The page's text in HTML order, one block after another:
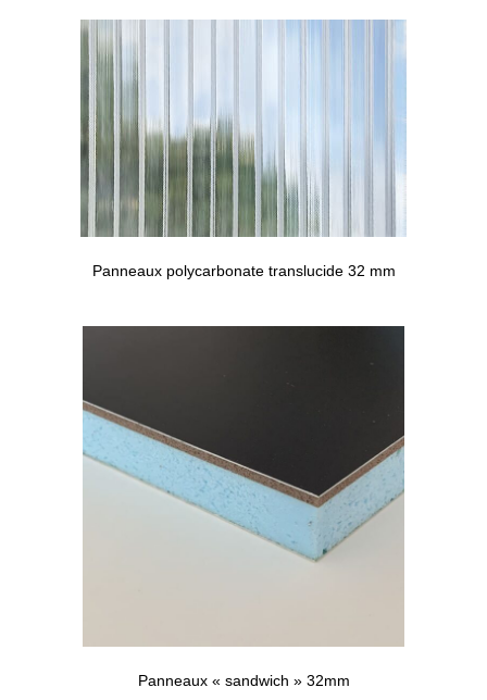
Panneaux polycarbonate translucide 32 mm
Panneaux « sandwich » 32mm